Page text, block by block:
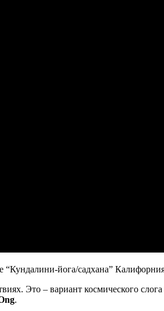
“Кундалини-йога/садхана”
Это – вариант космического слога
.